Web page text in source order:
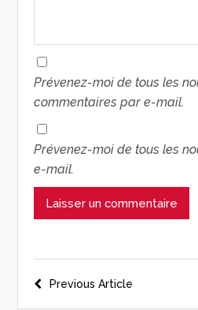
Prévenez-moi de tous les
commentaires par e-mail.
Prévenez-moi de tous les
e-mail.
Previous Article